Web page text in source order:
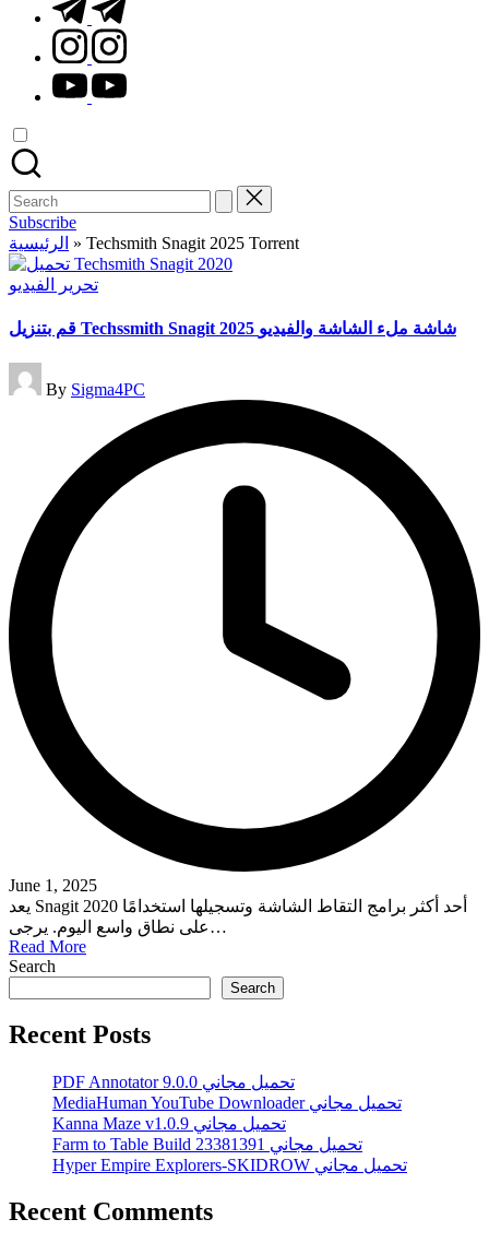
instagram.com
youtube.com
Search
for:
Subscribe
الرئيسية » Techsmith Snagit 2025 Torrent
Posted
تحرير الفيديو
قم بتنزيل Techssmith Snagit 2025 شاشة ملء الشاشة والفيديو
Posted
by
By Sigma4PC
June 1, 2025
يعد Snagit 2020 أحد أكثر برامج التقاط الشاشة وتسجيلها استخدامًا
على نطاق واسع اليوم. يرجى…
Read More
Search
Search
Recent Posts
PDF Annotator 9.0.0 تحميل مجاني
MediaHuman YouTube Downloader تحميل مجاني
Kanna Maze v1.0.9 تحميل مجاني
Farm to Table Build 23381391 تحميل مجاني
Hyper Empire Explorers-SKIDROW تحميل مجاني
Recent Comments